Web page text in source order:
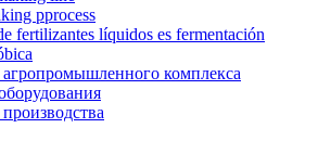
pprocess
fertilizantes líquidos es fermentación
комплекса